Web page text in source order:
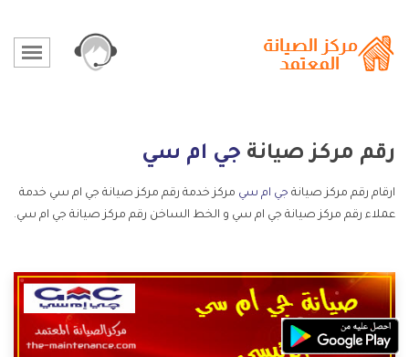
رقم مركز صيانة جي ام سي
ارقام رقم مركز صيانة جي ام سي مركز خدمة رقم مركز صيانة جي ام سي خدمة
عملاء رقم مركز صيانة جي ام سي و الخط الساخن رقم مركز صيانة جي ام سي.